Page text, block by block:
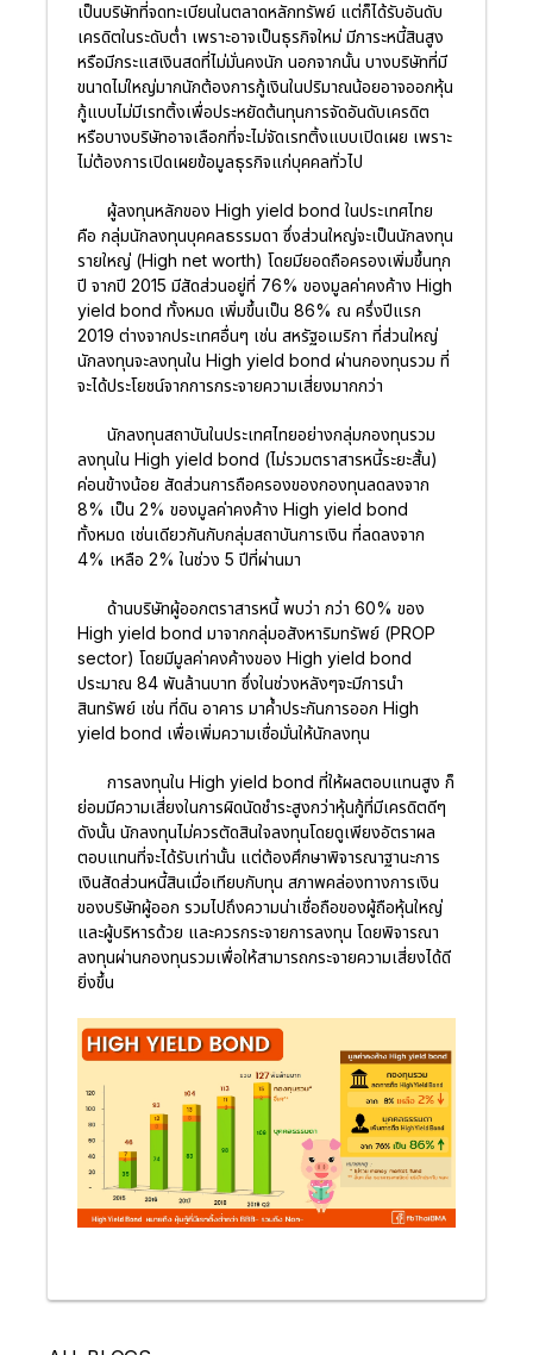
เป็นบริษัทที่จดทะเบียนในตลาดหลักทรัพย์ แต่ก็ได้รับอันดับ
เครดิตในระดับต่ำ เพราะอาจเป็นธุรกิจใหม่ มีภาระหนี้สินสูง
หรือมีกระแสเงินสดที่ไม่มั่นคงนัก นอกจากนั้น บางบริษัทที่มี
ขนาดไม่ใหญ่มากนักต้องการกู้เงินในปริมาณน้อยอาจออกหุ้น
กู้แบบไม่มีเรทติ้งเพื่อประหยัดต้นทุนการจัดอันดับเครดิต
หรือบางบริษัทอาจเลือกที่จะไม่จัดเรทติ้งแบบเปิดเผย เพราะ
ไม่ต้องการเปิดเผยข้อมูลธุรกิจแก่บุคคลทั่วไป
ผู้ลงทุนหลักของ High yield bond ในประเทศไทย
คือ กลุ่มนักลงทุนบุคคลธรรมดา ซึ่งส่วนใหญ่จะเป็นนักลงทุน
รายใหญ่ (High net worth) โดยมียอดถือครองเพิ่มขึ้นทุก
ปี จากปี 2015 มีสัดส่วนอยู่ที่ 76% ของมูลค่าคงค้าง High
yield bond ทั้งหมด เพิ่มขึ้นเป็น 86% ณ ครึ่งปีแรก
2019 ต่างจากประเทศอื่นๆ เช่น สหรัฐอเมริกา ที่ส่วนใหญ่
นักลงทุนจะลงทุนใน High yield bond ผ่านกองทุนรวม ที่
จะได้ประโยชน์จากการกระจายความเสี่ยงมากกว่า
นักลงทุนสถาบันในประเทศไทยอย่างกลุ่มกองทุนรวม
ลงทุนใน High yield bond (ไม่รวมตราสารหนี้ระยะสั้น)
ค่อนข้างน้อย สัดส่วนการถือครองของกองทุนลดลงจาก
8% เป็น 2% ของมูลค่าคงค้าง High yield bond
ทั้งหมด เช่นเดียวกันกับกลุ่มสถาบันการเงิน ที่ลดลงจาก
4% เหลือ 2% ในช่วง 5 ปีที่ผ่านมา
ด้านบริษัทผู้ออกตราสารหนี้ พบว่า กว่า 60% ของ
High yield bond มาจากกลุ่มอสังหาริมทรัพย์ (PROP
sector) โดยมีมูลค่าคงค้างของ High yield bond
ประมาณ 84 พันล้านบาท ซึ่งในช่วงหลังๆจะมีการนำ
สินทรัพย์ เช่น ที่ดิน อาคาร มาค้ำประกันการออก High
yield bond เพื่อเพิ่มความเชื่อมั่นให้นักลงทุน
การลงทุนใน High yield bond ที่ให้ผลตอบแทนสูง ก็
ย่อมมีความเสี่ยงในการผิดนัดชำระสูงกว่าหุ้นกู้ที่มีเครดิตดีๆ
ดังนั้น นักลงทุนไม่ควรตัดสินใจลงทุนโดยดูเพียงอัตราผล
ตอบแทนที่จะได้รับเท่านั้น แต่ต้องศึกษาพิจารณาฐานะการ
เงินสัดส่วนหนี้สินเมื่อเทียบกับทุน สภาพคล่องทางการเงิน
ของบริษัทผู้ออก รวมไปถึงความน่าเชื่อถือของผู้ถือหุ้นใหญ่
และผู้บริหารด้วย และควรกระจายการลงทุน โดยพิจารณา
ลงทุนผ่านกองทุนรวมเพื่อให้สามารถกระจายความเสี่ยงได้ดี
ยิ่งขึ้น